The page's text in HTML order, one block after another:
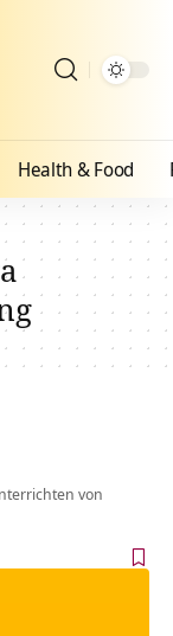
Health & Food
von